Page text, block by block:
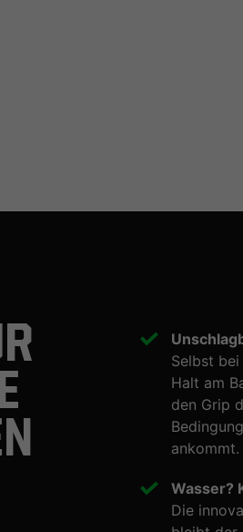
Selbst
Halt am
den Grip
ankommt.
Wasser?
Die